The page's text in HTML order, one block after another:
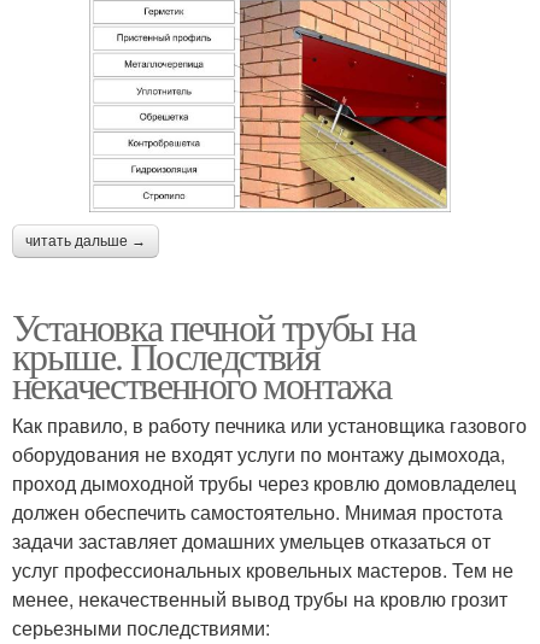
Резинка на трубу Трубы от печки
Профнастил к печной
трубе
Труба с прямоугольным
сечением
кровельный пирог
Труба в коньке
Труба из нержавейки Труба из кирпича
Дымовая труба Вентиляционные трубы
читать дальше →
Установка печной трубы на
крыше. Последствия
некачественного монтажа
Как правило, в работу печника или установщика газового
оборудования не входят услуги по монтажу дымохода,
проход дымоходной трубы через кровлю домовладелец
должен обеспечить самостоятельно. Мнимая простота
задачи заставляет домашних умельцев отказаться от
услуг профессиональных кровельных мастеров. Тем не
менее, некачественный вывод трубы на кровлю грозит
серьезными последствиями: